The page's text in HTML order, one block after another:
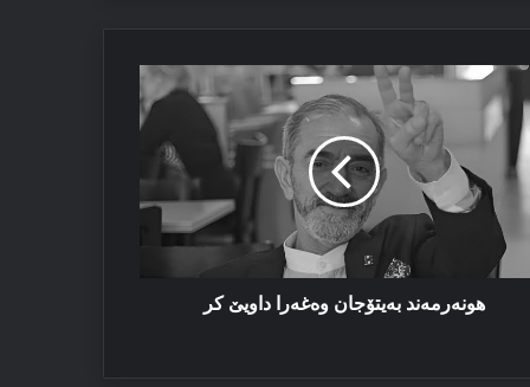
هونەرمەند بەیتۆجان وەغەرا داویێ کر